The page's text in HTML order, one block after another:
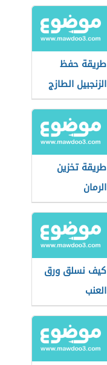
طريقة حفظ
الزنجبيل الطازج
طريقة تخزين
الرمان
كيف نسلق ورق
العنب